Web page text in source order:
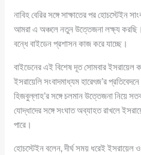
নাবিহ বেরির সঙ্গে সাক্ষাতের পর হোচস্টেইন
আমরা এ অঞ্চলে নতুন উত্তেজনা লক্ষ্য
বন্ধে বাইডেন প্রশাসন কাজ করে যাচ্ছে।
বাইডেনের এই বিশেষ দূত সোমবার ইসরায়েল
ইসরায়েলি সংবাদমাধ্যম হারেৎজ’র
হিজবুল্লাহ’র সঙ্গে চলমান উত্তেজনা নিয়ে
যোদ্ধাদের সঙ্গে সংঘাত অব্যাহত রাখলে
পারে।
হোচস্টেইন বলেন, দীর্ঘ সময় ধরেই ইসরায়েল